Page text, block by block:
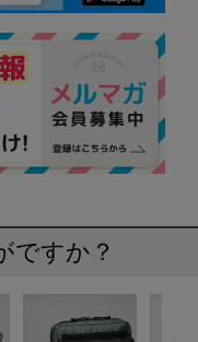
ですか？